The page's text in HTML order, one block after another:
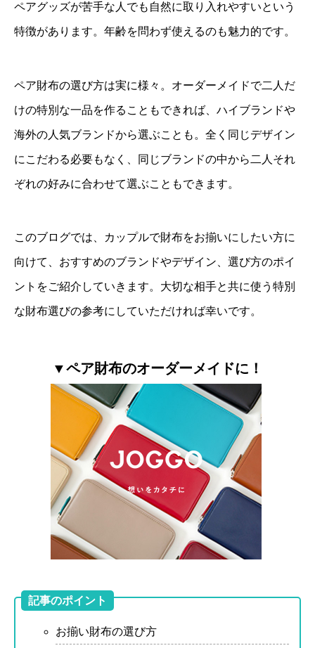
ペアグッズが苦手な人でも自然に取り入れやすいという
特徴があります。年齢を問わず使えるのも魅力的です。
ペア財布の選び方は実に様々。オーダーメイドで二人だ
けの特別な一品を作ることもできれば、ハイブランドや
海外の人気ブランドから選ぶことも。全く同じデザイン
にこだわる必要もなく、同じブランドの中から二人それ
ぞれの好みに合わせて選ぶこともできます。
このブログでは、カップルで財布をお揃いにしたい方に
向けて、おすすめのブランドやデザイン、選び方のポイ
ントをご紹介していきます。大切な相手と共に使う特別
な財布選びの参考にしていただければ幸いです。
▼ペア財布のオーダーメイドに！
記事のポイント
お揃い財布の選び方